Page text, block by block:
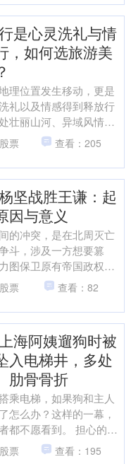
是心灵洗礼与情
，如何选旅游美
理位置发生移动，更是
礼以及情感得到释放行
壮丽山河、异域风情之
存在的烦恼与压力，都
冲击之下渐....
票 查看：205
坚战胜王谦：起
因与意义
的冲突，是在北周灭亡
斗，涉及一方想要篡
图保卫原有帝国政权的
的背景复杂，不同立场
的看法。我们....
票 查看：82
海阿姨遛狗时被
入电梯井，多处
肋骨骨折
乘电梯，如果狗和主人
怎么办？这样的一幕，
都不愿看到。 担心的事
对上海老夫妇在遛狗时
样的情况....
票 查看：195